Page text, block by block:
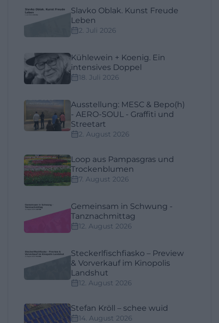
Slavko Oblak. Kunst Freude
Leben
2. Juli 2026
Kühlewein + Koenig. Ein
intensives Doppel
18. Juli 2026
Ausstellung: MESC & Bepo(h)
- AERO-SOUL - Graffiti und
Streetart
2. August 2026
Loop aus Pampasgras und
Trockenblumen
7. August 2026
Gemeinsam in Schwung -
Tanznachmittag
12. August 2026
Steckerlfischfiasko – Preview
& Vorverkauf im Kinopolis
Landshut
12. August 2026
Stefan Kröll – schee wuid
14. August 2026